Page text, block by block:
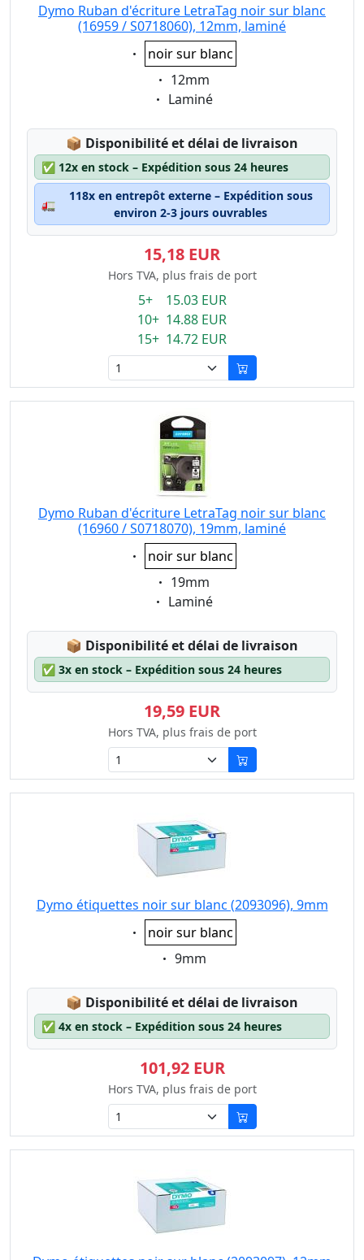
Dymo Ruban d'écriture LetraTag noir sur blanc
(16959 / S0718060), 12mm, laminé
Eigenschaft:
noir sur blanc
Eigenschaft:
12mm
Eigenschaft:
Laminé
📦 Lagerstatus:
Disponibilité et délai de livraison
✅ 12x en stock – Expédition sous 24 heures
🚛
118x en entrepôt externe – Expédition sous
environ 2-3 jours ouvrables
15,18 EUR
Hors TVA, plus frais de port
5+ 15.03 EUR
10+ 14.88 EUR
15+ 14.72 EUR
Dymo Ruban d'écriture LetraTag noir sur blanc
(16960 / S0718070), 19mm, laminé
Eigenschaft:
noir sur blanc
Eigenschaft:
19mm
Eigenschaft:
Laminé
📦 Lagerstatus:
Disponibilité et délai de livraison
✅ 3x en stock – Expédition sous 24 heures
19,59 EUR
Hors TVA, plus frais de port
Dymo étiquettes noir sur blanc (2093096), 9mm
Eigenschaft:
noir sur blanc
Eigenschaft:
9mm
📦 Lagerstatus:
Disponibilité et délai de livraison
✅ 4x en stock – Expédition sous 24 heures
101,92 EUR
Hors TVA, plus frais de port